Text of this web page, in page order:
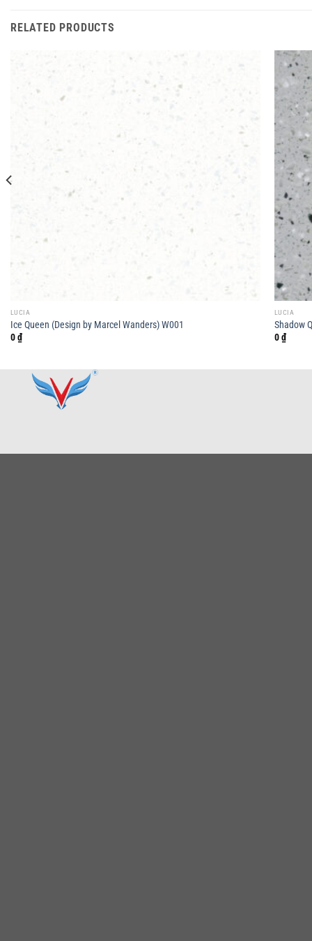
RELATED PRODUCTS
LUCIA
Ice Queen (Design by Marcel Wanders) W001
0₫
LUCIA
Shadow
0₫